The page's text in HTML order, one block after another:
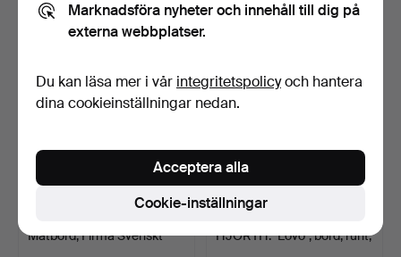
Utvalt
Matbord, Firma Svenskt
HJORTH. "Lovö", bord, runt,
Marknadsföra nyheter och innehåll till dig på
externa webbplatser.
Du kan läsa mer i vår integritetspolicyoch hantera
dina cookieinställningar nedan.
Cookie-inställningar
Acceptera alla